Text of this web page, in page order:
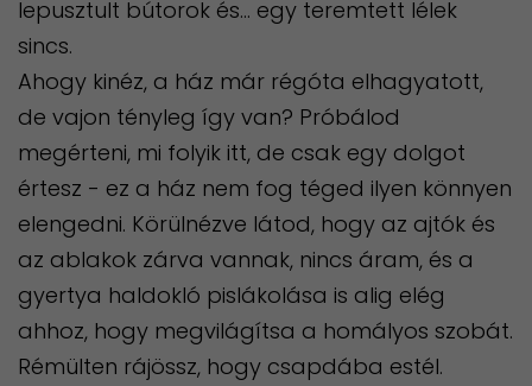
lepusztult bútorok és... egy teremtett lélek
sincs.
Ahogy kinéz, a ház már régóta elhagyatott,
de vajon tényleg így van? Próbálod
megérteni, mi folyik itt, de csak egy dolgot
értesz - ez a ház nem fog téged ilyen könnyen
elengedni. Körülnézve látod, hogy az ajtók és
az ablakok zárva vannak, nincs áram, és a
gyertya haldokló pislákolása is alig elég
ahhoz, hogy megvilágítsa a homályos szobát.
Rémülten rájössz, hogy csapdába estél.